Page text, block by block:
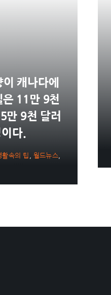
캐나다에
은 11만 9천
만 9천 달러
다.
활속의 팁 ,월드뉴스,